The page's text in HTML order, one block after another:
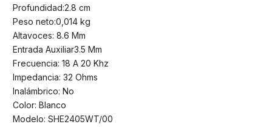
Profundidad:2.8 cm
Peso neto:0,014 kg
Altavoces: 8.6 Mm
Entrada Auxiliar3.5 Mm
Frecuencia: 18 A 20 Khz
Impedancia: 32 Ohms
Inalámbrico: No
Color: Blanco
Modelo: SHE2405WT/00